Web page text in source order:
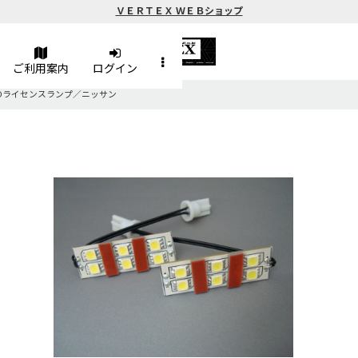
ＶＥＲＴＥＸ ＷＥＢショップ
ご利用案内 ログイン
ライセンスランプ／ニッサン